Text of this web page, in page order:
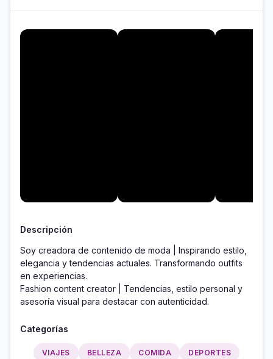
Descripción
Soy creadora de contenido de moda | Inspirando estilo,
elegancia y tendencias actuales. Transformando outfits
en experiencias.
Fashion content creator | Tendencias, estilo personal y
asesoría visual para destacar con autenticidad.
Categorías
VIAJES BELLEZA COMIDA DEPORTES